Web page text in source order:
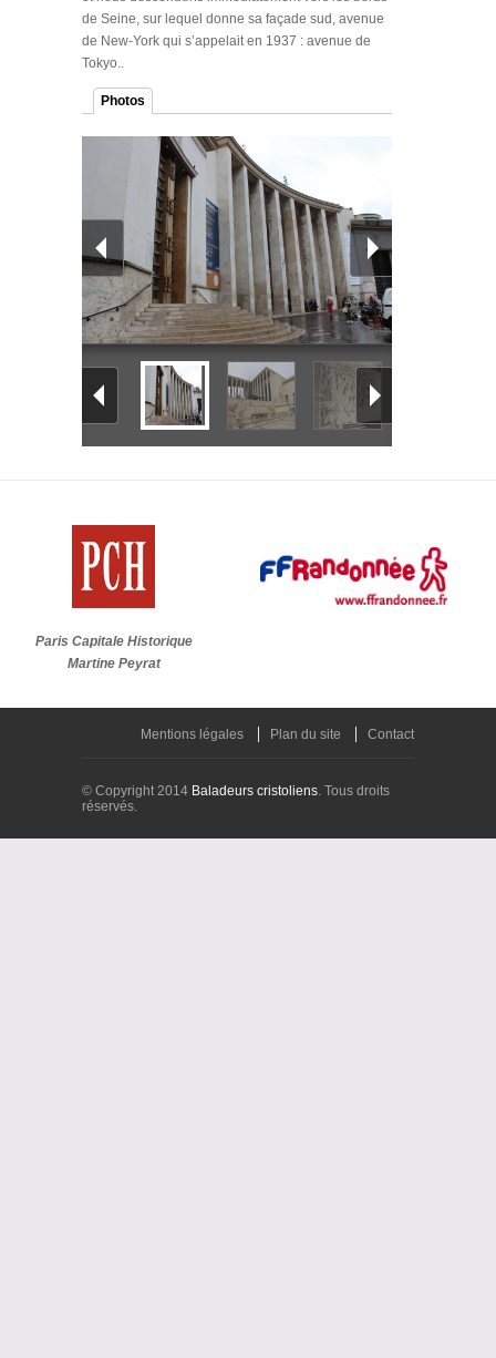
de Seine, sur lequel donne sa façade sud, avenue
de New-York qui s’appelait en 1937 : avenue de
Tokyo..
Photos
Paris Capitale Historique
Martine Peyrat
Mentions légales Plan du site Contact
© Copyright 2014 Baladeurs cristoliens. Tous droits
réservés.